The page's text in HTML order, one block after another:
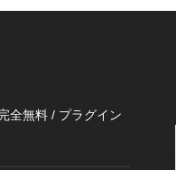
全無料 / プラグイン